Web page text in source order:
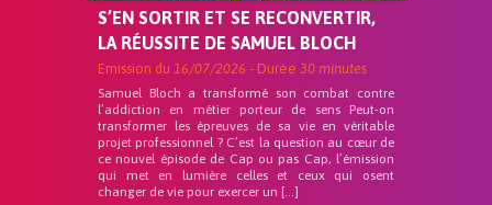
S’EN SORTIR ET SE RECONVERTIR,
LA RÉUSSITE DE SAMUEL BLOCH
Emission du 16/07/2026 - Durée 30 minutes
Samuel Bloch a transformé son combat contre
l’addiction en métier porteur de sens Peut-on
transformer les épreuves de sa vie en véritable
projet professionnel ? C’est la question au cœur de
ce nouvel épisode de Cap ou pas Cap, l’émission
qui met en lumière celles et ceux qui osent
changer de vie pour exercer un […]